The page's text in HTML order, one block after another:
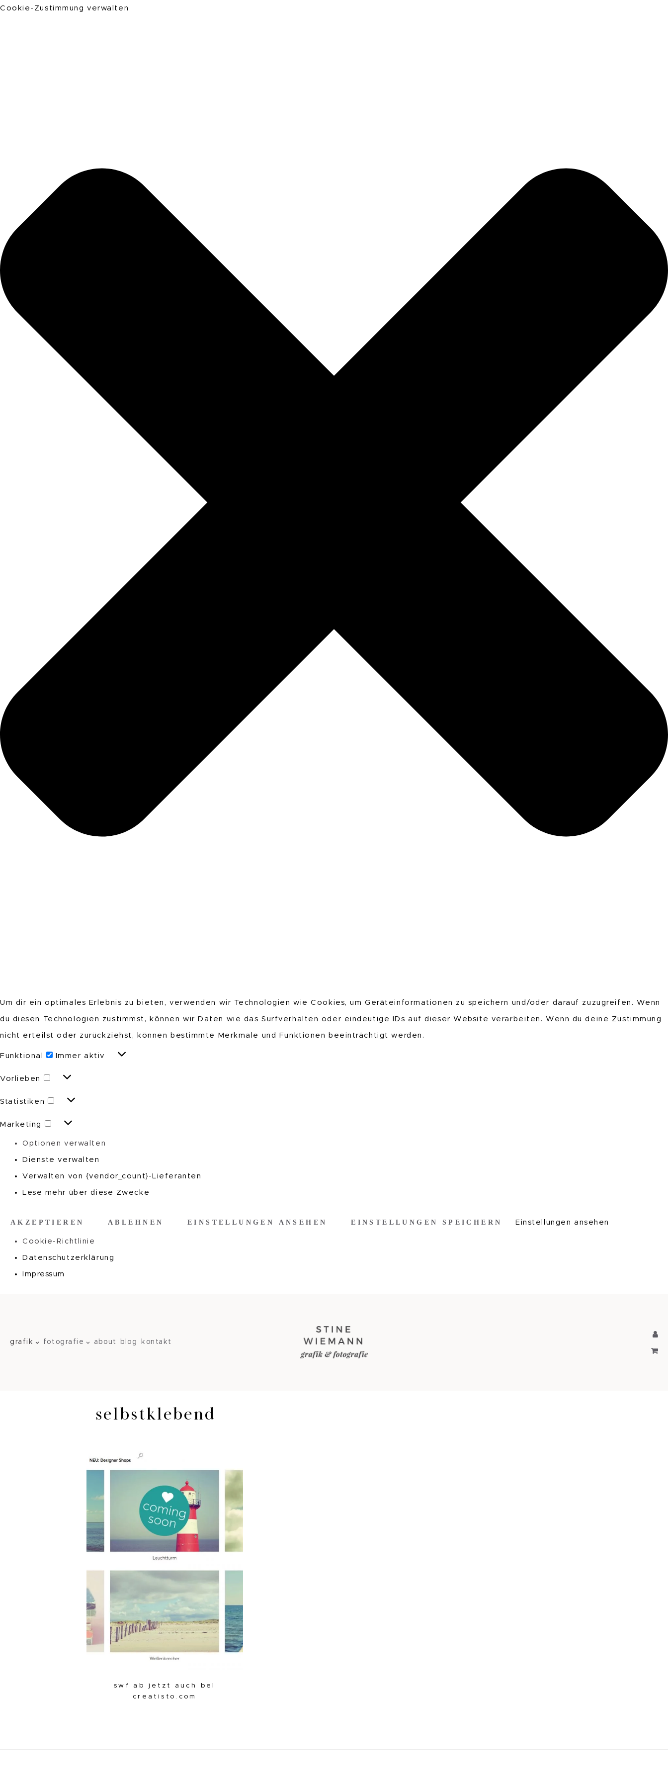
Cookie-Zustimmung verwalten
Um dir ein optimales Erlebnis zu bieten, verwenden wir Technologien wie Cookies, um Geräteinformationen zu speichern und/oder darauf zuzugreifen. Wenn
du diesen Technologien zustimmst, können wir Daten wie das Surfverhalten oder eindeutige IDs auf dieser Website verarbeiten. Wenn du deine Zustimmung
nicht erteilst oder zurückziehst, können bestimmte Merkmale und Funktionen beeinträchtigt werden.
Funktional
Funktional
Immer aktiv
Vorlieben
Vorlieben
Statistiken
Statistiken
Marketing
Marketing
Optionen verwalten
Dienste verwalten
Verwalten von {vendor_count}-Lieferanten
Lese mehr über diese Zwecke
AKZEPTIEREN ABLEHNEN EINSTELLUNGEN ANSEHEN EINSTELLUNGEN SPEICHERN Einstellungen ansehen
Cookie-Richtlinie
Datenschutzerklärung
Impressum
grafik fotografie about blog kontakt
selbstklebend
swf ab jetzt auch bei
creatisto.com